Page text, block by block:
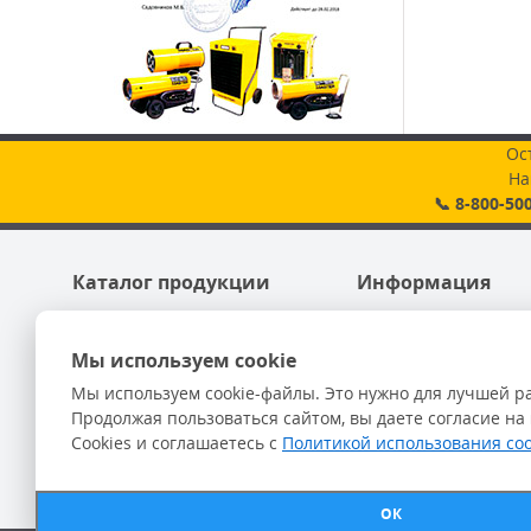
📞 8-800-
Каталог продукции
Подвесные нагреватели
Стационарные нагреватели
Осушители воздуха и вентиляторы
Кондиционеры и охладители
Дополнительные принадлежности
Информация
Доставка и оплата
Контакты
Политика
Политика
Согласие на
Мы используем cookie
Мы используем cookie-файлы. Это нужно для лучшей
Продолжая пользоваться сайтом, вы даете согласие
Cookies и соглашаетесь с Политикой использования
ОК